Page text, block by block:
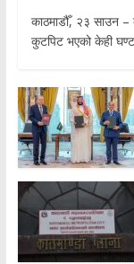
काठमाडौँ, २३ साउन –
कुटपिट भएको केही